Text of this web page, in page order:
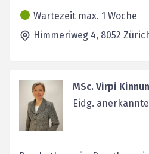
Wartezeit max. 1 Woche
Himmeriweg 4, 8052
MSc. Virpi
Eidg.